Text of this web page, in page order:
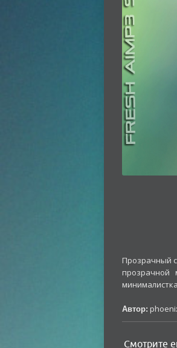
Прозрачный
прозрачной
Автор:
Смотрите